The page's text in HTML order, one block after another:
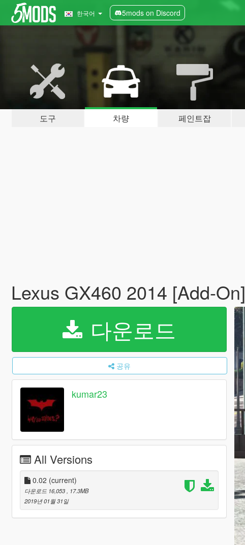
한국어 5mods on Discord
도구 차량 페인트잡
Lexus GX460 2014 [Add-On]
다운로드
공유
kumar23
All Versions
0.02 (current)
다운로드 16,053
, 17.3MB
2019년 01월 31일